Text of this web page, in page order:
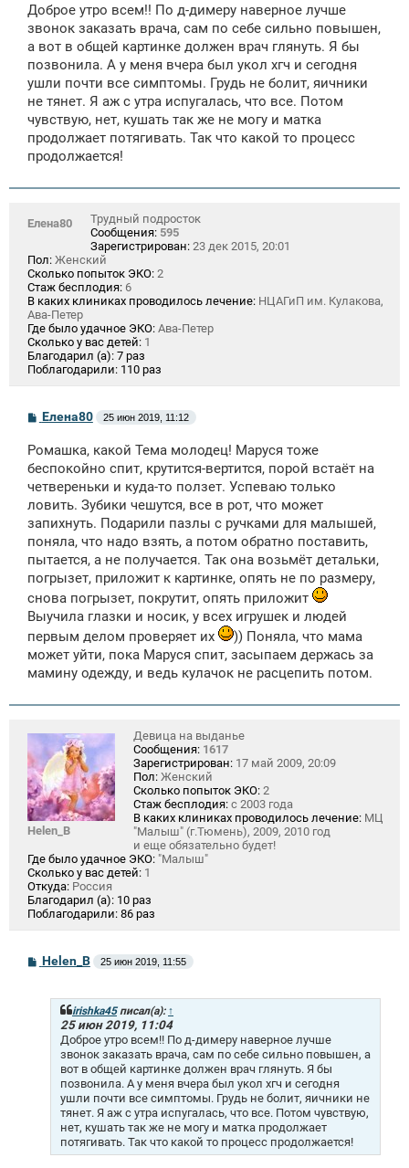
б
щ
н
и
Доброе утро всем!! По д-димеру наверное лучше
звонок заказать врача, сам по себе сильно повышен,
а вот в общей картинке должен врач глянуть. Я бы
позвонила. А у меня вчера был укол хгч и сегодня
ушли почти все симптомы. Грудь не болит, яичники
не тянет. Я аж с утра испугалась, что все. Потом
чувствую, нет, кушать так же не могу и матка
продолжает потягивать. Так что какой то процесс
продолжается!
Елена80
Трудный подросток
Сообщения: 595
Зарегистрирован: 23 дек 2015, 20:01
Пол: Женский
Сколько попыток ЭКО: 2
Стаж бесплодия: 6
В каких клиниках проводилось лечение: НЦАГиП им. Кулакова,
Ава-Петер
Где было удачное ЭКО: Ава-Петер
Сколько у вас детей: 1
Благодарил (а): 7 раз
Поблагодарили: 110 раз
С
о
б
щ
н
и
Елена80 25 июн 2019, 11:12
Ромашка, какой Тема молодец! Маруся тоже
беспокойно спит, крутится-вертится, порой встаёт на
четвереньки и куда-то ползет. Успеваю только
ловить. Зубики чешутся, все в рот, что может
запихнуть. Подарили пазлы с ручками для малышей,
поняла, что надо взять, а потом обратно поставить,
пытается, а не получается. Так она возьмёт детальки,
погрызет, приложит к картинке, опять не по размеру,
снова погрызет, покрутит, опять приложит
Выучила глазки и носик, у всех игрушек и людей
первым делом проверяет их
)) Поняла, что мама
может уйти, пока Маруся спит, засыпаем держась за
мамину одежду, и ведь кулачок не расцепить потом.
Helen_B
Девица на выданье
Сообщения: 1617
Зарегистрирован: 17 май 2009, 20:09
Пол: Женский
Сколько попыток ЭКО: 2
Стаж бесплодия: с 2003 года
В каких клиниках проводилось лечение: МЦ
"Малыш" (г.Тюмень), 2009, 2010 год
и еще обязательно будет!
Где было удачное ЭКО: "Малыш"
Сколько у вас детей: 1
Откуда: Россия
Благодарил (а): 10 раз
Поблагодарили: 86 раз
С
о
Helen_B 25 июн 2019, 11:55
irishka45писал(а): ↑
25 июн 2019, 11:04
Доброе утро всем!! По д-димеру наверное лучше
звонок заказать врача, сам по себе сильно повышен, а
вот в общей картинке должен врач глянуть. Я бы
позвонила. А у меня вчера был укол хгч и сегодня
ушли почти все симптомы. Грудь не болит, яичники не
тянет. Я аж с утра испугалась, что все. Потом чувствую,
нет, кушать так же не могу и матка продолжает
потягивать. Так что какой то процесс продолжается!